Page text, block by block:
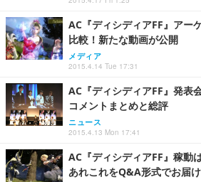
AC『ディシディアFF』アー
比較！新たな動画が公開
メディア
2015.4.14 Tue 17:31
AC『ディシディアFF』発表
コメントまとめと総評
ニュース
2015.4.13 Mon 17:41
AC『ディシディアFF』稼動
あれこれをQ&A形式でお届け